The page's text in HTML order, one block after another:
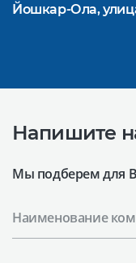
Йошкар-Ола,
Напишите
Мы подберем для
Наименование